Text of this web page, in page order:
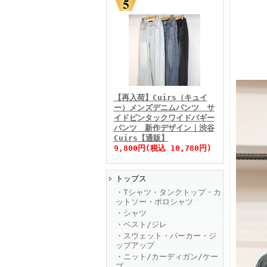
FINEBOYS2025年11月号
FINEBOYS2025年10月号
【再入荷】Cuirs（キュイ
ー）メンズデニムパンツ サ
イドピンタックワイドバギー
パンツ 新作デザイン｜渋谷
Cuirs【通販】
9,800円(税込 10,780円)
トップス
・Tシャツ・タンクトップ・カ
ットソー・ポロシャツ
・シャツ
・ベスト/ジレ
・スウェット・パーカー・ジ
ップアップ
・ニット/カーディガン/ケー